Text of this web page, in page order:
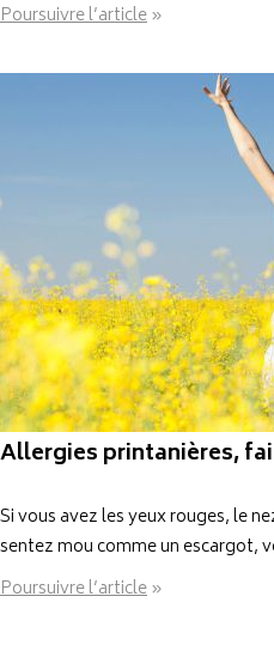
Poursuivre l’article»
Allergies printanières,
Si vous avez les yeux rouges, le
sentez mou comme un escargot,
Poursuivre l’article»